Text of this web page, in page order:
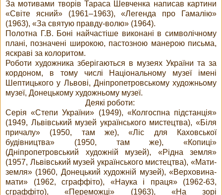
За мотивами творів Тараса Шевченка написав картини
«Світе ясний» (1961–1963), «Легенда про Гамалію»
(1963), «За святую правду-волю» (1964).
Полотна Г.В. Боні найчастіше виконані в символічному
плані, позначені широкою, пастозною манерою письма,
яскраві за колоритом.
Роботи художника зберігаються в музеях України та за
кордоном, в тому числі Національному музеї імені
Шептицького у Львові, Дніпропетровському художньому
музеї, Донецькому художньому музеї.
Деякі роботи:
Серія «Степи України» (1949), «Колгоспна підстанція»
(1949, Львівський музей українського мистецтва), «Біля
причалу» (1950, там же), «Ліс для Каховської
будівництва» (1950, там же), «Копиці»
(Дніпропетровський художній музей), «Рідна земля»
(1957, Львівський музей українського мистецтва), «Мати-
земля» (1960, Донецький художній музей), «Верховина-
мати» (1962, сграффіто), «Наука і праця» (1962-63,
сграффіто), «Переможці» (1963), «На зорі